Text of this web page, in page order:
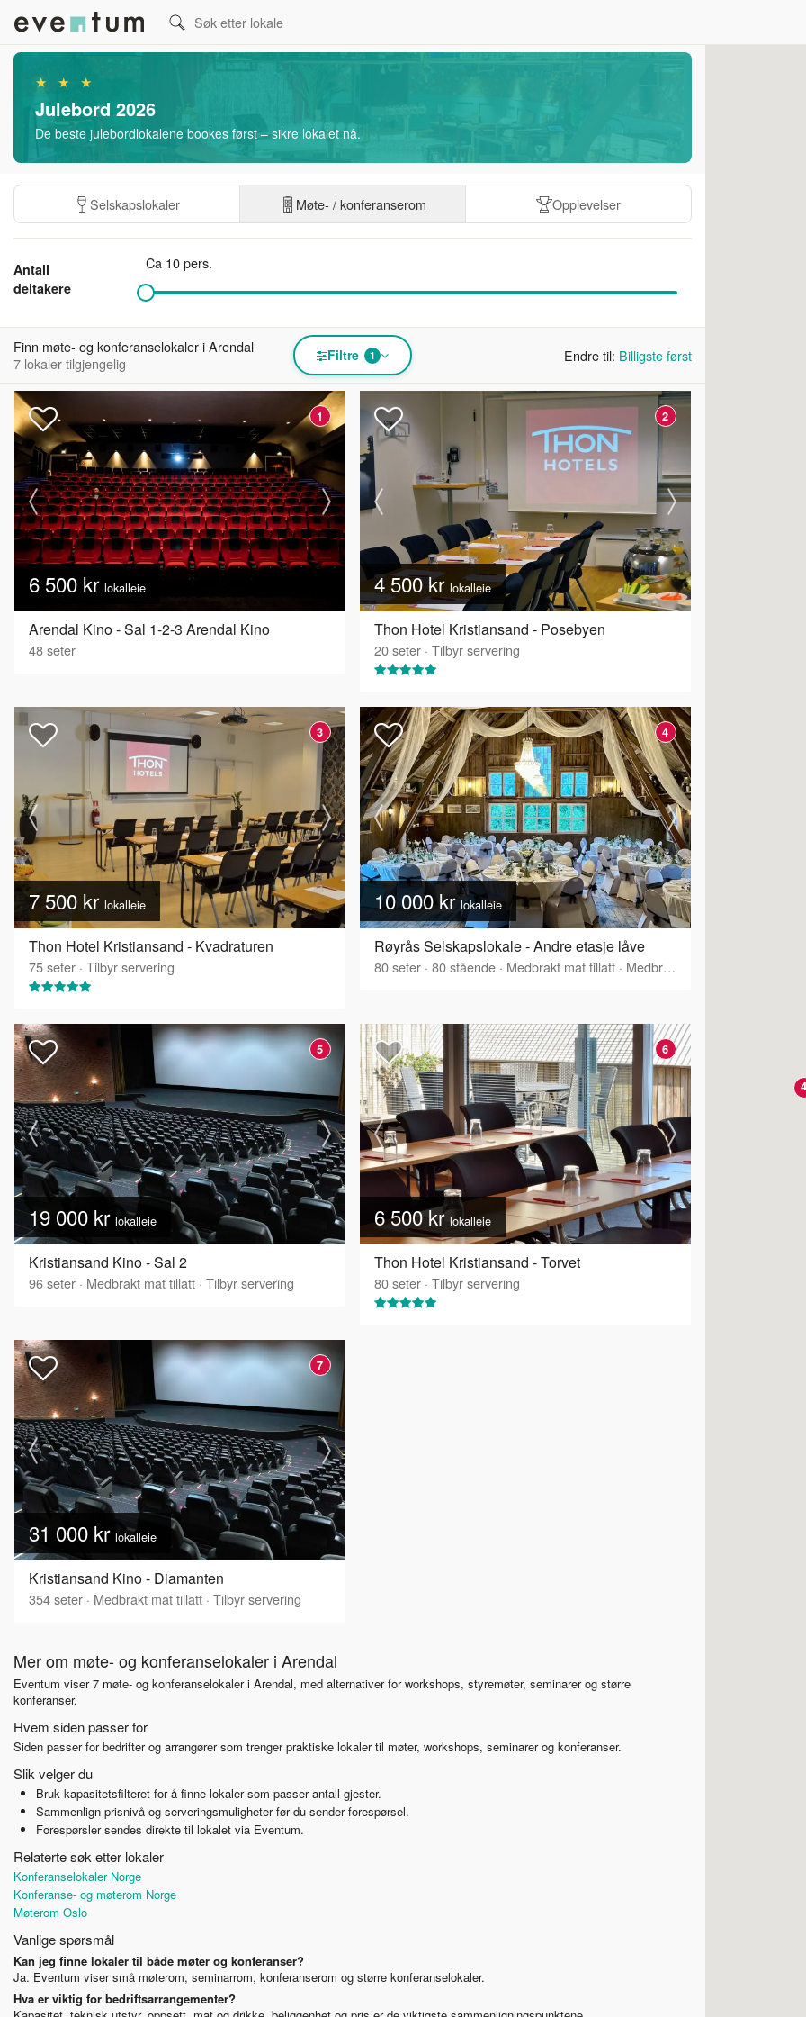
★ ★ ★
Julebord 2026
De beste julebordlokalene bookes først – sikre lokalet nå.
Selskapslokaler Møte- / konferanserom Opplevelser
Antall
deltakere
Ca 10 pers.
Finn møte- og konferanselokaler i Arendal
7 lokaler tilgjengelig
Filtre 1 Endre til: Billigste først
1
6 500 kr lokalleie
Arendal Kino - Sal 1-2-3 Arendal Kino
48seter
2
4 500 kr lokalleie
Thon Hotel Kristiansand - Posebyen
20seter · Tilbyr servering
3
7 500 kr lokalleie
Thon Hotel Kristiansand - Kvadraturen
75seter · Tilbyr servering
4
10 000 krlokalleie
Røyrås Selskapslokale - Andre etasje låve
80seter · 80stående · Medbrakt mat tillatt · Medbrakt drikke tillatt
5
19 000 kr lokalleie
Kristiansand Kino - Sal 2
96seter · Medbrakt mat tillatt · Tilbyr servering
6
6 500 krlokalleie
Thon Hotel Kristiansand - Torvet
80seter · Tilbyr servering
7
31 000 kr lokalleie
Kristiansand Kino - Diamanten
354seter · Medbrakt mat tillatt · Tilbyr servering
Mer om møte- og konferanselokaler i Arendal
Eventum viser 7 møte- og konferanselokaler i Arendal, med alternativer for workshops, styremøter, seminarer og større
konferanser.
Hvem siden passer for
Siden passer for bedrifter og arrangører som trenger praktiske lokaler til møter, workshops, seminarer og konferanser.
Slik velger du
Bruk kapasitetsfilteret for å finne lokaler som passer antall gjester.
Sammenlign prisnivå og serveringsmuligheter før du sender forespørsel.
Forespørsler sendes direkte til lokalet via Eventum.
Relaterte søk etter lokaler
Konferanselokaler Norge
Konferanse- og møterom Norge
Møterom Oslo
Vanlige spørsmål
Kan jeg finne lokaler til både møter og konferanser?
Ja. Eventum viser små møterom, seminarrom, konferanserom og større konferanselokaler.
Hva er viktig for bedriftsarrangementer?
4